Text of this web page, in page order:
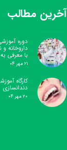
آخرین مطالب
دوره
داروخانه
با معرفی به
۲۱ مهر ۰۴
کارگاه
دندانسازی
۲۰ مهر ۰۴